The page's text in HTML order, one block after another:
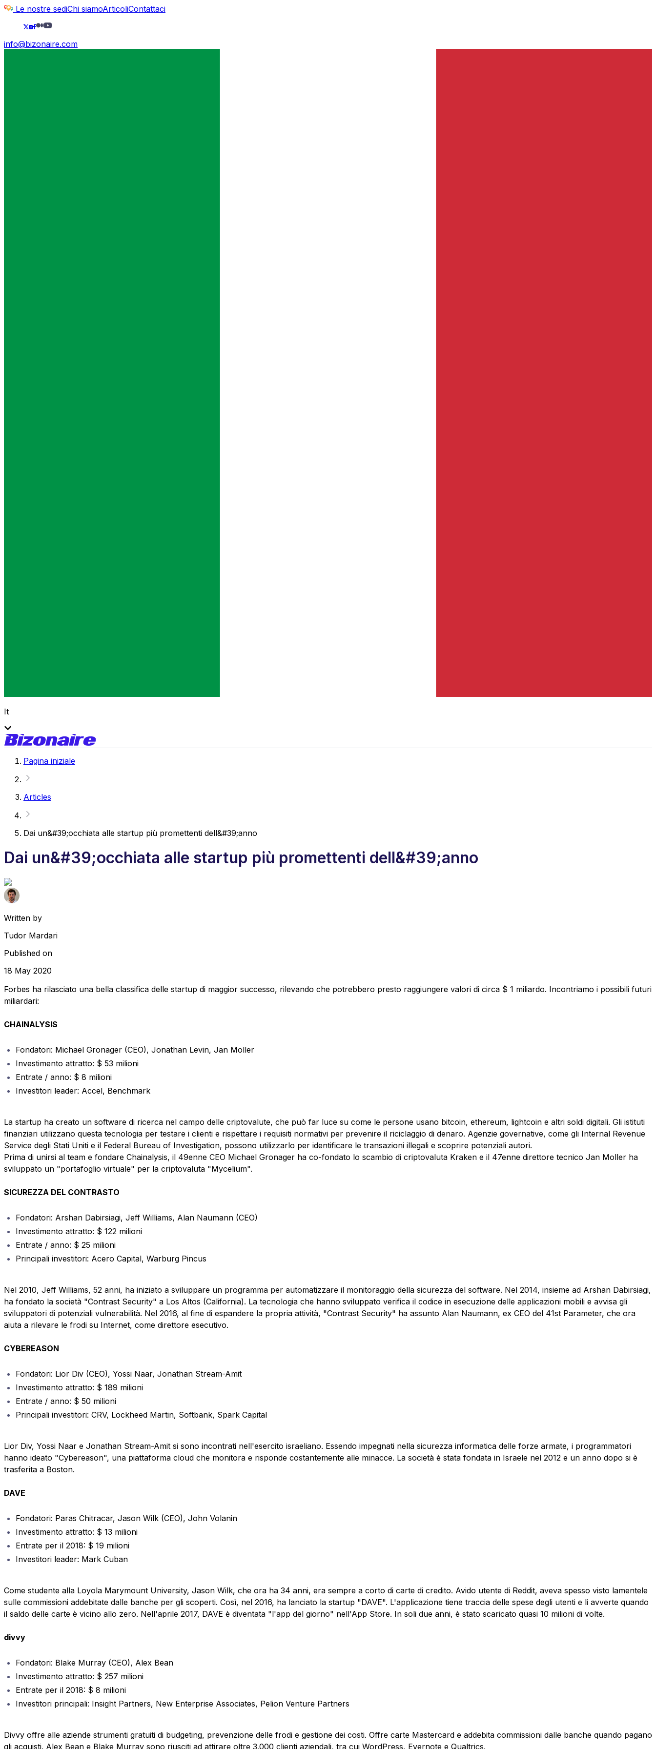
Le nostre sediChi siamoArticoliContattaci
info@bizonaire.com
It
Pagina iniziale
Articles
Dai un&#39;occhiata alle startup più promettenti dell&#39;anno
Dai un&#39;occhiata alle startup più promettenti dell&#39;anno
Written by
Tudor Mardari
Published on
18 May 2020
Forbes ha rilasciato una bella classifica delle startup di maggior successo, rilevando che potrebbero presto raggiungere valori di circa $ 1 miliardo. Incontriamo i possibili futuri
miliardari:
CHAINALYSIS
Fondatori: Michael Gronager (CEO), Jonathan Levin, Jan Moller
Investimento attratto: $ 53 milioni
Entrate / anno: $ 8 milioni
Investitori leader: Accel, Benchmark
La startup ha creato un software di ricerca nel campo delle criptovalute, che può far luce su come le persone usano bitcoin, ethereum, lightcoin e altri soldi digitali. Gli istituti
finanziari utilizzano questa tecnologia per testare i clienti e rispettare i requisiti normativi per prevenire il riciclaggio di denaro. Agenzie governative, come gli Internal Revenue
Service degli Stati Uniti e il Federal Bureau of Investigation, possono utilizzarlo per identificare le transazioni illegali e scoprire potenziali autori.
Prima di unirsi al team e fondare Chainalysis, il 49enne CEO Michael Gronager ha co-fondato lo scambio di criptovaluta Kraken e il 47enne direttore tecnico Jan Moller ha
sviluppato un "portafoglio virtuale" per la criptovaluta "Mycelium".
SICUREZZA DEL CONTRASTO
Fondatori: Arshan Dabirsiagi, Jeff Williams, Alan Naumann (CEO)
Investimento attratto: $ 122 milioni
Entrate / anno: $ 25 milioni
Principali investitori: Acero Capital, Warburg Pincus
Nel 2010, Jeff Williams, 52 anni, ha iniziato a sviluppare un programma per automatizzare il monitoraggio della sicurezza del software. Nel 2014, insieme ad Arshan Dabirsiagi,
ha fondato la società "Contrast Security" a Los Altos (California). La tecnologia che hanno sviluppato verifica il codice in esecuzione delle applicazioni mobili e avvisa gli
sviluppatori di potenziali vulnerabilità. Nel 2016, al fine di espandere la propria attività, "Contrast Security" ha assunto Alan Naumann, ex CEO del 41st Parameter, che ora
aiuta a rilevare le frodi su Internet, come direttore esecutivo.
CYBEREASON
Fondatori: Lior Div (CEO), Yossi Naar, Jonathan Stream-Amit
Investimento attratto: $ 189 milioni
Entrate / anno: $ 50 milioni
Principali investitori: CRV, Lockheed Martin, Softbank, Spark Capital
Lior Div, Yossi Naar e Jonathan Stream-Amit si sono incontrati nell'esercito israeliano. Essendo impegnati nella sicurezza informatica delle forze armate, i programmatori
hanno ideato "Cybereason", una piattaforma cloud che monitora e risponde costantemente alle minacce. La società è stata fondata in Israele nel 2012 e un anno dopo si è
trasferita a Boston.
DAVE
Fondatori: Paras Chitracar, Jason Wilk (CEO), John Volanin
Investimento attratto: $ 13 milioni
Entrate per il 2018: $ 19 milioni
Investitori leader: Mark Cuban
Come studente alla Loyola Marymount University, Jason Wilk, che ora ha 34 anni, era sempre a corto di carte di credito. Avido utente di Reddit, aveva spesso visto lamentele
sulle commissioni addebitate dalle banche per gli scoperti. Così, nel 2016, ha lanciato la startup "DAVE". L'applicazione tiene traccia delle spese degli utenti e li avverte quando
il saldo delle carte è vicino allo zero. Nell'aprile 2017, DAVE è diventata "l'app del giorno" nell'App Store. In soli due anni, è stato scaricato quasi 10 milioni di volte.
divvy
Fondatori: Blake Murray (CEO), Alex Bean
Investimento attratto: $ 257 milioni
Entrate per il 2018: $ 8 milioni
Investitori principali: Insight Partners, New Enterprise Associates, Pelion Venture Partners
Divvy offre alle aziende strumenti gratuiti di budgeting, prevenzione delle frodi e gestione dei costi. Offre carte Mastercard e addebita commissioni dalle banche quando pagano
gli acquisti. Alex Bean e Blake Murray sono riusciti ad attirare oltre 3.000 clienti aziendali, tra cui WordPress, Evernote e Qualtrics.